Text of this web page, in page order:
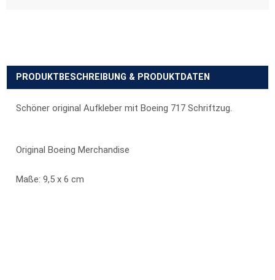
PRODUKTBESCHREIBUNG & PRODUKTDATEN
Schöner original Aufkleber mit Boeing 717 Schriftzug.
Original Boeing Merchandise
Maße: 9,5 x 6 cm